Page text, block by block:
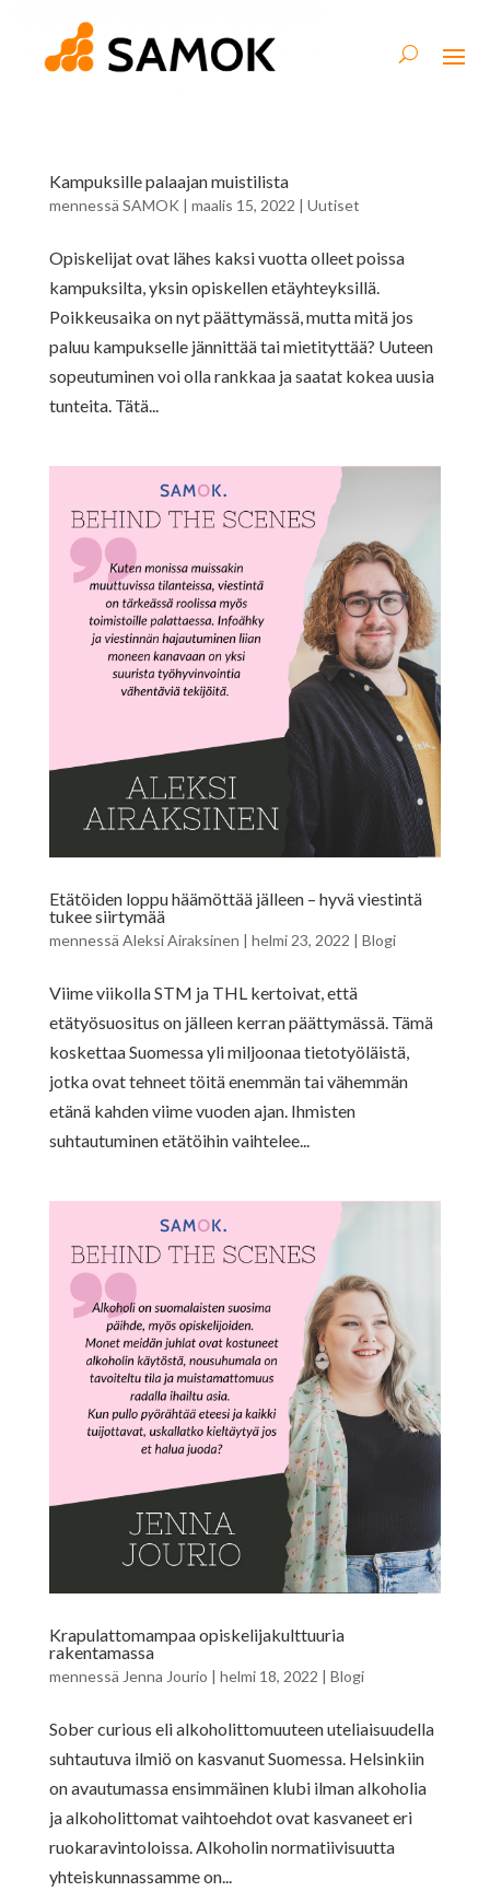
Kampuksille palaajan muistilista
mennessä SAMOK | maalis 15, 2022 | Uutiset
Opiskelijat ovat lähes kaksi vuotta olleet poissa
kampuksilta, yksin opiskellen etäyhteyksillä.
Poikkeusaika on nyt päättymässä, mutta mitä jos
paluu kampukselle jännittää tai mietityttää? Uuteen
sopeutuminen voi olla rankkaa ja saatat kokea uusia
tunteita. Tätä...
Etätöiden loppu häämöttää jälleen – hyvä viestintä
tukee siirtymää
mennessä Aleksi Airaksinen | helmi 23, 2022 | Blogi
Viime viikolla STM ja THL kertoivat, että
etätyösuositus on jälleen kerran päättymässä. Tämä
koskettaa Suomessa yli miljoonaa tietotyöläistä,
jotka ovat tehneet töitä enemmän tai vähemmän
etänä kahden viime vuoden ajan. Ihmisten
suhtautuminen etätöihin vaihtelee...
Krapulattomampaa opiskelijakulttuuria
rakentamassa
mennessä Jenna Jourio | helmi 18, 2022 | Blogi
Sober curious eli alkoholittomuuteen uteliaisuudella
suhtautuva ilmiö on kasvanut Suomessa. Helsinkiin
on avautumassa ensimmäinen klubi ilman alkoholia
ja alkoholittomat vaihtoehdot ovat kasvaneet eri
ruokaravintoloissa. Alkoholin normatiivisuutta
yhteiskunnassamme on...